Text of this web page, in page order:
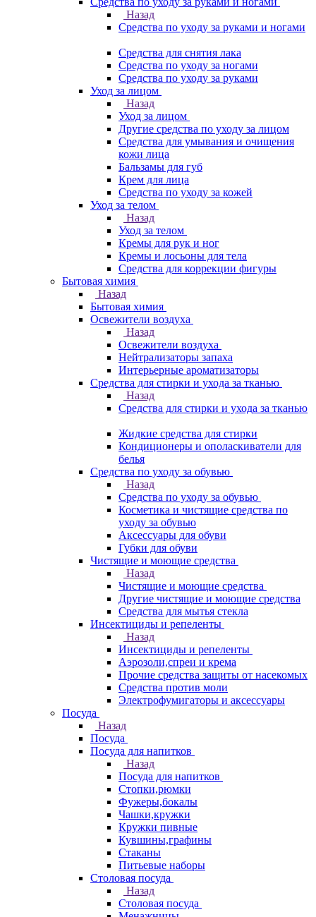
Назад
Средства по уходу за руками и ногами
Средства для снятия лака
Средства по уходу за ногами
Средства по уходу за руками
Уход за лицом
Назад
Уход за лицом
Другие средства по уходу за лицом
Средства для умывания и очищения
кожи лица
Бальзамы для губ
Крем для лица
Средства по уходу за кожей
Уход за телом
Назад
Уход за телом
Кремы для рук и ног
Кремы и лосьоны для тела
Средства для коррекции фигуры
Бытовая химия
Назад
Бытовая химия
Освежители воздуха
Назад
Освежители воздуха
Нейтрализаторы запаха
Интерьерные ароматизаторы
Средства для стирки и ухода за тканью
Назад
Средства для стирки и ухода за тканью
Жидкие средства для стирки
Кондиционеры и ополаскиватели для
белья
Средства по уходу за обувью
Назад
Средства по уходу за обувью
Косметика и чистящие средства по
уходу за обувью
Аксессуары для обуви
Губки для обуви
Чистящие и моющие средства
Назад
Чистящие и моющие средства
Другие чистящие и моющие средства
Средства для мытья стекла
Инсектициды и репеленты
Назад
Инсектициды и репеленты
Аэрозоли,спреи и крема
Прочие средства защиты от насекомых
Средства против моли
Электрофумигаторы и аксессуары
Посуда
Назад
Посуда
Посуда для напитков
Назад
Посуда для напитков
Стопки,рюмки
Фужеры,бокалы
Чашки,кружки
Кружки пивные
Кувшины,графины
Стаканы
Питьевые наборы
Столовая посуда
Назад
Столовая посуда